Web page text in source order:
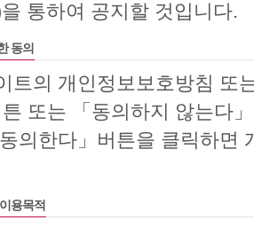
통하여 공지할 것입니다.
동의
트의 개인정보보호방침 또
튼 또는 「동의하지 않는다
의한다」버튼을 클릭하면
용목적